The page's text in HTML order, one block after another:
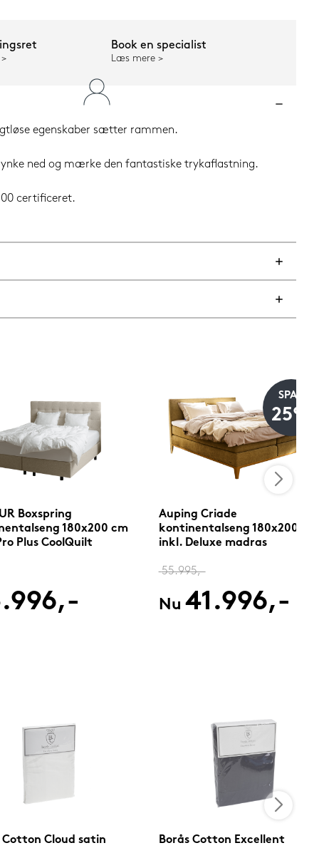
Book en specialist
Læs mere
egenskaber sætter rammen.
ned og mærke den fantastiske trykaflastning.
certificeret.
Boxspring
180x200 cm
Plus CoolQuilt
SPAR
25%
Auping Criade
kontinentalseng 180x200 cm
inkl. Deluxe madras
55.995,-
Nu 41.996,-
Cotton Cloud satin
Borås Cotton Excellent